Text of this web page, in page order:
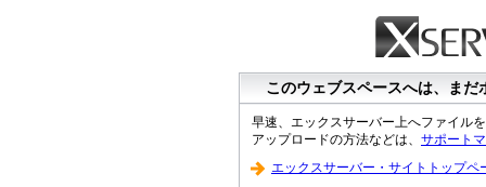
このウェブスペースへは、ま
早速、エックスサーバー上へファイル
アップロードの方法などは、 サポート
エックスサーバー・サイトトップペ